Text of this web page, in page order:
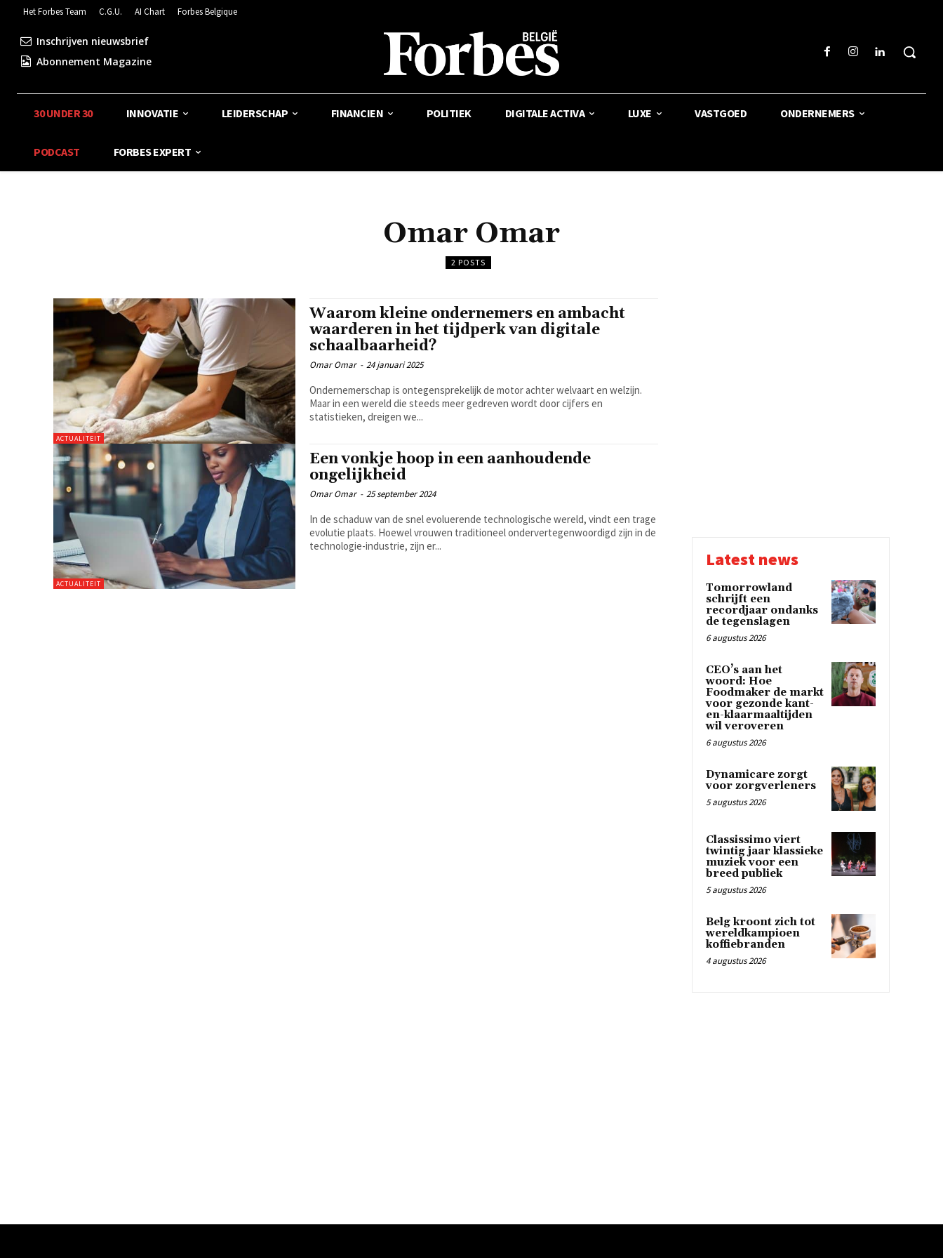
Het Forbes Team C.G.U. AI Chart Forbes Belgique
Inschrijven nieuwsbrief
Abonnement Magazine
30 UNDER 30 INNOVATIE LEIDERSCHAP FINANCIEN POLITIEK DIGITALE ACTIVA LUXE VASTGOED ONDERNEMERS
PODCAST FORBES EXPERT
Omar Omar
2 POSTS
ACTUALITEIT
Waarom kleine ondernemers en ambacht
waarderen in het tijdperk van digitale
schaalbaarheid?
Omar Omar - 24 januari 2025
Ondernemerschap is ontegensprekelijk de motor achter welvaart en welzijn.
Maar in een wereld die steeds meer gedreven wordt door cijfers en
statistieken, dreigen we...
ACTUALITEIT
Een vonkje hoop in een aanhoudende
ongelijkheid
Omar Omar - 25 september 2024
In de schaduw van de snel evoluerende technologische wereld, vindt een trage
evolutie plaats. Hoewel vrouwen traditioneel ondervertegenwoordigd zijn in de
technologie-industrie, zijn er...
Latest news
Tomorrowland
schrijft een
recordjaar ondanks
de tegenslagen
6 augustus 2026
CEO’s aan het
woord: Hoe
Foodmaker de markt
voor gezonde kant-
en-klaarmaaltijden
wil veroveren
6 augustus 2026
Dynamicare zorgt
voor zorgverleners
5 augustus 2026
Classissimo viert
twintig jaar klassieke
muziek voor een
breed publiek
5 augustus 2026
Belg kroont zich tot
wereldkampioen
koffiebranden
4 augustus 2026